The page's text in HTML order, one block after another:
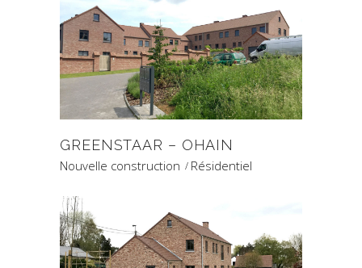
GREENSTAAR – OHAIN
Nouvelle construction Résidentiel